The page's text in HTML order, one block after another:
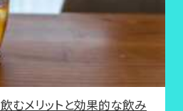
むメリットと効果的な飲み